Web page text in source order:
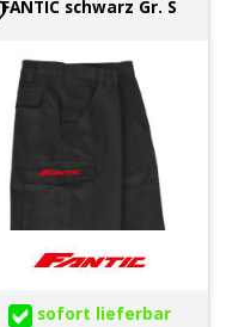
FANTIC schwarz Gr. S
sofort lieferbar